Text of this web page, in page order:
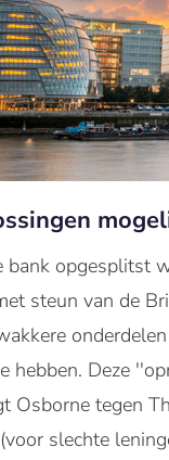
bank opgesplitst
steun van de
hebben. Deze
Osborne tegen
slechte